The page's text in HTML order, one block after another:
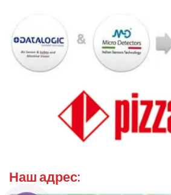
Наш адрес: